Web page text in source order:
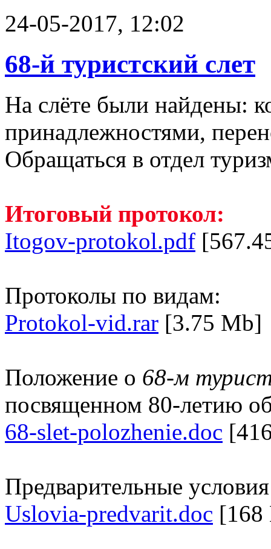
24-05-2017, 12:02
68-й туристский слет
На слёте были найдены:
принадлежностями,
Обращаться в отдел
Итоговый протокол:
Itogov-protokol.pdf
Протоколы по видам:
Protokol-vid.rar [3.75 Mb]
Положение о 68-м
посвященном 80-летию
68-slet-polozhenie.doc
Предварительные
Uslovia-predvarit.doc [168